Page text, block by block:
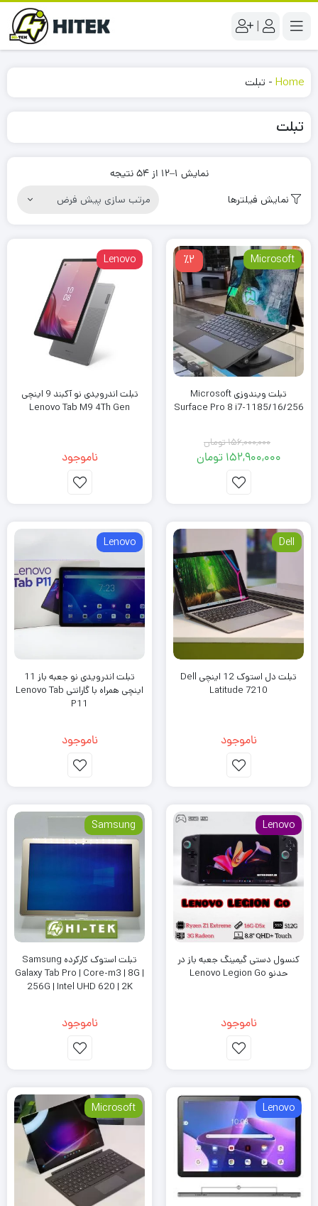
|
Home
- تبلت
تبلت
نمایش 1–12 از 54 نتیجه
نمایش فیلترها
٪2 Microsoft
تبلت ویندوزی Microsoft
Surface Pro 8 i7-1185/16/256
156,000,000تومان
قیمت
اصلی:
152,900,000 تومان
قیمت
فعلی:
152,900,000 تومان.
Lenovo
تبلت اندرویدی نو آکبند 9 اینچی
Lenovo Tab M9 4Th Gen
ناموجود
Dell
تبلت دل استوک 12 اینچی Dell
Latitude 7210
ناموجود
Lenovo
تبلت اندرویدی نو جعبه باز 11
اینچی همراه با گارانتی Lenovo Tab
P11
ناموجود
Lenovo
کنسول دستی گیمینگ جعبه باز در
حدنو Lenovo Legion Go
ناموجود
Samsung
تبلت استوک کارکرده Samsung
Galaxy Tab Pro | Core-m3 | 8G |
256G | Intel UHD 620 | 2K
ناموجود
Lenovo
Microsoft